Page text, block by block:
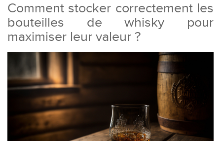
Comment stocker correctement les
bouteilles de whisky pour
maximiser leur valeur ?